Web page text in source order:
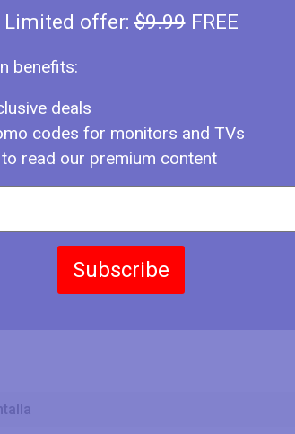
Limited offer:$9.99FREE
benefits:
deals
codes for monitors and TVs
read our premium content
Subscribe